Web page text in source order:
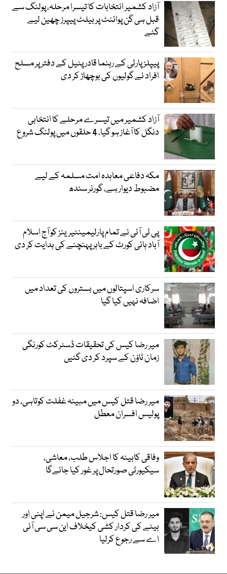
آزاد کشمیر انتخابات کا تیسرا مرحلہ، پولنگ سے
قبل ہی گن پوائنٹ پر بیلٹ پیپرز چھین لیے
گئے
پیپلز پارٹی کے رہنما قادر پٹیل کے دفتر پر مسلح
افراد نے گولیوں کی بوچھاڑ کر دی
آزاد کشمیر میں تیسرے مرحلے کا انتخابی
دنگل کا آغاز ہو گیا، 4 حلقوں میں پولنگ شروع
مکہ دفاعی معاہدہ امت مسلمہ کے لیے
مضبوط دیوار ہے، گورنر سندھ
پی ٹی آئی نے تمام پارلیمینٹیرینز کو آج اسلام
آباد ہائی کورٹ کے باہر پہنچنے کی ہدایت کر دی
سرکاری اسپتالوں میں بستروں کی تعداد میں
اضافہ نہیں کیا گیا
میر رضا کیس کی تحقیقات ڈسٹرکٹ کورنگی
زمان ٹاؤن کے سپرد کر دی گئیں
میر رضا قتل کیس میں مبینہ غفلت کوتاہی، دو
پولیس افسران معطل
وفاقی کابینہ کا اجلاس طلب، معاشی،
سیکیورٹی صورتحال پر غور کیا جائےگا
میر رضا قتل کیس: شرجیل میمن نے اپنی اور
بیٹے کی کردار کشی کیخلاف این سی سی آئی
اے سے رجوع کرلیا